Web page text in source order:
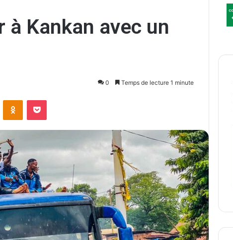
à Kankan avec un
0 Temps de lecture 1 minute